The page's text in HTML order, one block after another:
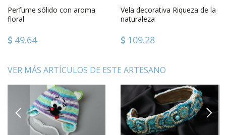
Perfume sólido con aroma
floral
49.64
Vela decorativa Riqueza de la
naturaleza
109.28
VER MÁS ARTÍCULOS DE ESTE ARTESANO
PREVIOUS NEXT